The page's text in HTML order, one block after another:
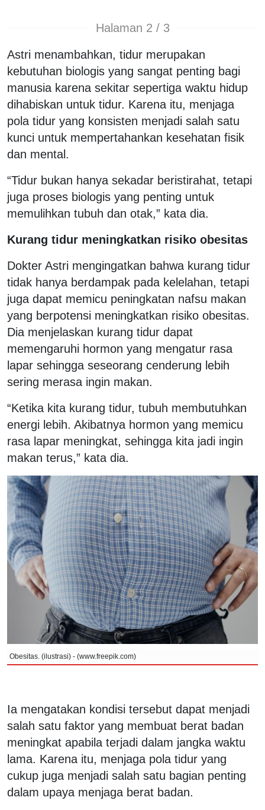
Halaman 2 / 3
Astri menambahkan, tidur merupakan
kebutuhan biologis yang sangat penting bagi
manusia karena sekitar sepertiga waktu hidup
dihabiskan untuk tidur. Karena itu, menjaga
pola tidur yang konsisten menjadi salah satu
kunci untuk mempertahankan kesehatan fisik
dan mental.
“Tidur bukan hanya sekadar beristirahat, tetapi
juga proses biologis yang penting untuk
memulihkan tubuh dan otak,” kata dia.
Kurang tidur meningkatkan risiko obesitas
Dokter Astri mengingatkan bahwa kurang tidur
tidak hanya berdampak pada kelelahan, tetapi
juga dapat memicu peningkatan nafsu makan
yang berpotensi meningkatkan risiko obesitas.
Dia menjelaskan kurang tidur dapat
memengaruhi hormon yang mengatur rasa
lapar sehingga seseorang cenderung lebih
sering merasa ingin makan.
“Ketika kita kurang tidur, tubuh membutuhkan
energi lebih. Akibatnya hormon yang memicu
rasa lapar meningkat, sehingga kita jadi ingin
makan terus,” kata dia.
Obesitas. (ilustrasi) - (www.freepik.com)
Ia mengatakan kondisi tersebut dapat menjadi
salah satu faktor yang membuat berat badan
meningkat apabila terjadi dalam jangka waktu
lama. Karena itu, menjaga pola tidur yang
cukup juga menjadi salah satu bagian penting
dalam upaya menjaga berat badan.